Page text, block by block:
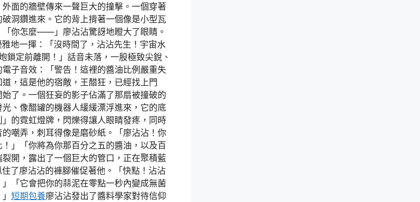
面的牆壁傳來一聲巨大的撞擊。一個穿著
洞鑽進來。它的背上揹著一個像是小型瓦
你怎麼——」廖沾沾驚訝地瞪大了眼睛。
地一揮：「沒時間了，沾沾先生！宇宙水
鎖定前離開！」話音未落，一股極致尖銳、
子音效：「警告！這裡的醬油比例嚴重失
，這是他的宿敵，王醋狂，已經找上門
了。一個狂妄的影子佔滿了那扇被撞破的
、像醋罐的機器人緩緩漂浮進來，它的底
的霓虹燈牌，閃爍得讓人眼睛發疼，同時
嘲弄，刺耳得像是磨砂紙。「廖沾沾！你
」「你將為你那百分之五的醬油，以及百
開，露出了一個巨大的管口，正在聚積藍
了廖沾沾的褲腳催促著他。「快點！沾沾
「它會把你的蒜泥在零點一秒內變成無菌
短期包養廖沾沾發出了醬料學家對待信仰